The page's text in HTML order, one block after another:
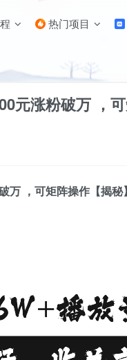
热门项目
元涨粉破万 ，可
万 ，可矩阵操作【揭秘】